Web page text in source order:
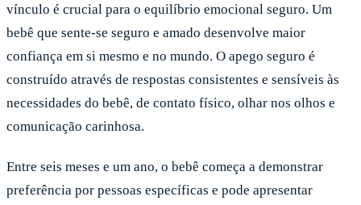
vínculo é crucial para o equilíbrio emocional seguro. Um
bebê que sente-se seguro e amado desenvolve maior
confiança em si mesmo e no mundo. O apego seguro é
construído através de respostas consistentes e sensíveis às
necessidades do bebê, de contato físico, olhar nos olhos e
comunicação carinhosa.
Entre seis meses e um ano, o bebê começa a demonstrar
preferência por pessoas específicas e pode apresentar